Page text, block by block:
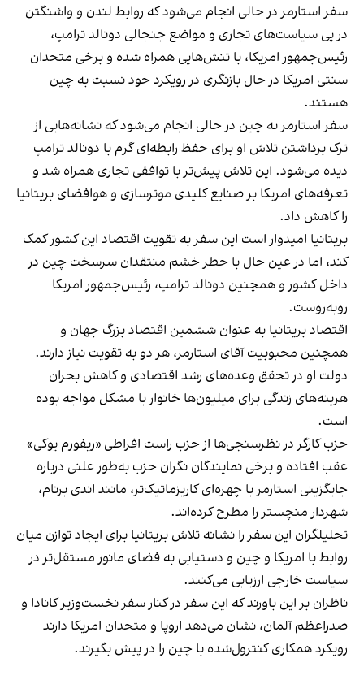
سفر استارمر در حالی انجام می‌شود که روابط لندن و واشنگتن
در پی سیاست‌های تجاری و مواضع جنجالی دونالد ترامپ،
رئیس‌جمهور امریکا، با تنش‌هایی همراه شده و برخی متحدان
سنتی امریکا در حال بازنگری در رویکرد خود نسبت به چین
هستند.
سفر استارمر به چین در حالی انجام می‌شود که نشانه‌هایی از
ترک برداشتن تلاش او برای حفظ رابطه‌ای گرم با دونالد ترامپ
دیده می‌شود. این تلاش پیش‌تر با توافقی تجاری همراه شد و
تعرفه‌های امریکا بر صنایع کلیدی موترسازی و هوافضای بریتانیا
را کاهش داد.
بریتانیا امیدوار است این سفر به تقویت اقتصاد این کشور کمک
کند، اما در عین حال با خطر خشم منتقدان سرسخت چین در
داخل کشور و همچنین دونالد ترامپ، رئیس‌جمهور امریکا
روبه‌روست.
اقتصاد بریتانیا به عنوان ششمین اقتصاد بزرگ جهان و
همچنین محبوبیت آقای استارمر، هر دو به تقویت نیاز دارند.
دولت او در تحقق وعده‌های رشد اقتصادی و کاهش بحران
هزینه‌های زندگی برای میلیون‌ها خانوار با مشکل مواجه بوده
است.
حزب کارگر در نظرسنجی‌ها از حزب راست افراطی «ریفورم یوکی»
عقب افتاده و برخی نمایندگان نگران حزب به‌طور علنی درباره
جایگزینی استارمر با چهره‌ای کاریزماتیک‌تر، مانند اندی برنام،
شهردار منچستر را مطرح کرده‌اند.
تحلیلگران این سفر را نشانه تلاش بریتانیا برای ایجاد توازن میان
روابط با امریکا و چین و دستیابی به فضای مانور مستقل‌تر در
سیاست خارجی ارزیابی می‌کنند.
ناظران بر این باورند که این سفر در کنار سفر نخست‌وزیر کانادا و
صدراعظم آلمان، نشان می‌دهد اروپا و متحدان امریکا دارند
رویکرد همکاری کنترول‌شده با چین را در پیش بگیرند.